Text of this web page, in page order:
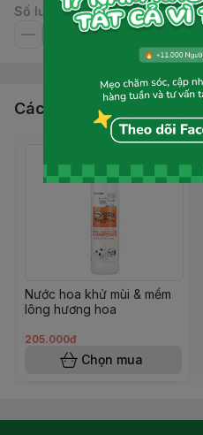
Số lượng
Các sản phẩm, dịch vụ
Nước hoa khử mùi & mềm
lông hương hoa
205.000đ
Chọn mua